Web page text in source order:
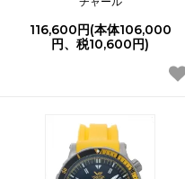
116,600円(本体106,000
円、税10,600円)